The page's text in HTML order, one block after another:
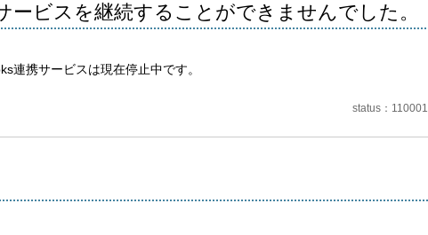
ビスを継続することができませんでした。
連携サービスは現在停止中です。
status 110001